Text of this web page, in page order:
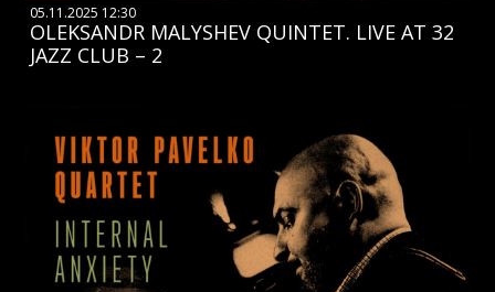
05.11.2025 12:30
OLEKSANDR MALYSHEV QUINTET. LIVE AT 32
JAZZ CLUB – 2